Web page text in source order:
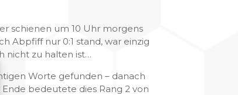
schienen um 10 Uhr morgens
Abpfiff nur 0:1 stand, war einzig
nicht zu halten ist…
Worte gefunden – danach
bedeutete dies Rang 2 von